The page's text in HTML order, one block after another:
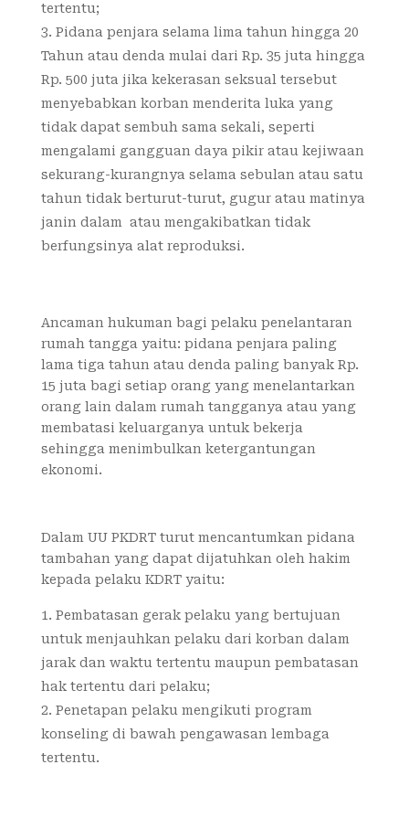
tertentu;
Pidana penjara selama lima tahun hingga 20
Tahun atau denda mulai dari Rp. 35 juta hingga
Rp. 500 juta jika kekerasan seksual tersebut
menyebabkan korban menderita luka yang
tidak dapat sembuh sama sekali, seperti
mengalami gangguan daya pikir atau kejiwaan
sekurang-kurangnya selama sebulan atau satu
tahun tidak berturut-turut, gugur atau matinya
janin dalam atau mengakibatkan tidak
berfungsinya alat reproduksi.
Ancaman hukuman bagi pelaku penelantaran
rumah tangga yaitu: pidana penjara paling
lama tiga tahun atau denda paling banyak Rp.
15 juta bagi setiap orang yang menelantarkan
orang lain dalam rumah tangganya atau yang
membatasi keluarganya untuk bekerja
sehingga menimbulkan ketergantungan
ekonomi.
Dalam UU PKDRT turut mencantumkan pidana
tambahan yang dapat dijatuhkan oleh hakim
kepada pelaku KDRT yaitu:
Pembatasan gerak pelaku yang bertujuan
untuk menjauhkan pelaku dari korban dalam
jarak dan waktu tertentu maupun pembatasan
hak tertentu dari pelaku;
Penetapan pelaku mengikuti program
konseling di bawah pengawasan lembaga
tertentu.